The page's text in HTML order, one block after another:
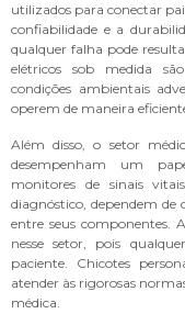
utilizados para conectar
confiabilidade e a
qualquer falha pode
elétricos sob medida
condições ambientais
operem de maneira
Além disso, o setor
desempenham um
monitores de sinais
diagnóstico, dependem
entre seus componentes.
nesse setor, pois
paciente. Chicotes
atender às rigorosas
médica.